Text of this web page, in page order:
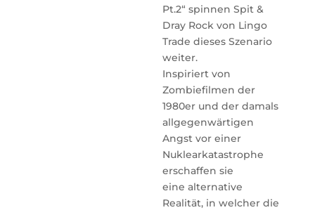
Pt.2“ spinnen Spit &
Dray Rock von Lingo
Trade dieses Szenario
weiter.
Inspiriert von
Zombiefilmen der
1980er und der damals
allgegenwärtigen
Angst vor einer
Nuklearkatastrophe
erschaffen sie
eine alternative
Realität, in welcher die